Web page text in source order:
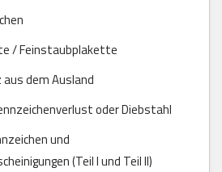
/ Feinstaubplakette
dem Ausland
oder Diebstahl
und
(Teil I und Teil II)